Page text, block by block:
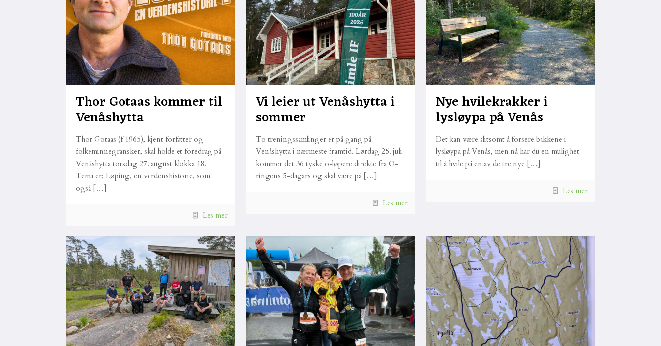
Thor Gotaas kommer til
Venåshytta
Thor Gotaas (f 1965), kjent forfatter og
folkeminnegransker, skal holde et foredrag på
Venåshytta torsdag 27. august klokka 18.
Tema er; Løping, en verdenshistorie, som
også […]
Les mer
Vi leier ut Venåshytta i
sommer
To treningssamlinger er på gang på
Venåshytta i nærmeste framtid. Lørdag 25. juli
kommer det 36 tyske o-løpere direkte fra O-
ringens 5-dagars og skal være på[…]
Les mer
Nye hvilekrakker i
lysløypa på Venås
Det kan være slitsomt å forsere bakkene i
lysløypa på Venås, men nå har du en mulighet
til å hvile på en av de tre nye […]
Les mer